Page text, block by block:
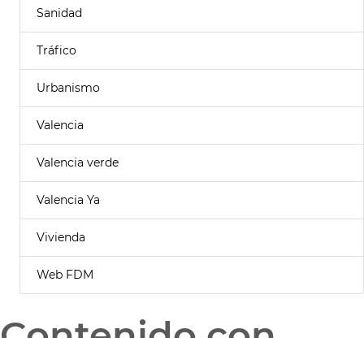
Sanidad
Tráfico
Urbanismo
Valencia
Valencia verde
Valencia Ya
Vivienda
Web FDM